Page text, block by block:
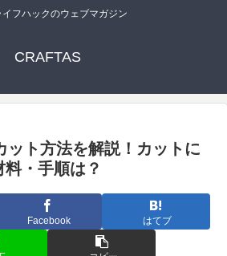
イフハックのウェブマガジン
CRAFTAS
ット方法を解説！カットに
・手順は？
Facebook はてブ